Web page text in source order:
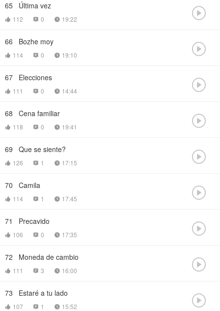
65 Última vez
 112  0  19:22 
66 Bozhe moy
 114  0  19:10 
67 Elecciones
 111  0  14:44 
68 Cena familiar
 118  0  19:41 
69 Que se siente?
 126  1  17:15 
70 Camila
 114  1  17:45 
71 Precavido
 106  0  17:35 
72 Moneda de cambio
 111  3  16:00 
73 Estaré a tu lado
 107  1  15:52 